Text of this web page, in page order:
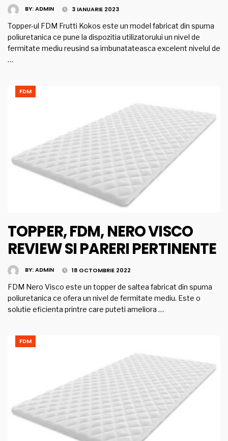
BY:ADMIN 3 IANUARIE 2023
Topper-ul FDM Frutti Kokos este un model fabricat din spuma
poliuretanica ce pune la dispozitia utilizatorului un nivel de
fermitate mediu reusind sa imbunatateasca excelent nivelul de
…
FDM
TOPPER, FDM, NERO VISCO
REVIEW SI PARERI PERTINENTE
BY:ADMIN 18 OCTOMBRIE 2022
FDM Nero Visco este un topper de saltea fabricat din spuma
poliuretanica ce ofera un nivel de fermitate mediu. Este o
solutie eficienta printre care puteti ameliora …
FDM